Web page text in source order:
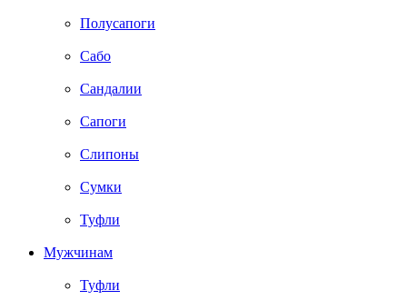
Полусапоги
Сабо
Сандалии
Сапоги
Слипоны
Сумки
Туфли
Мужчинам
Туфли